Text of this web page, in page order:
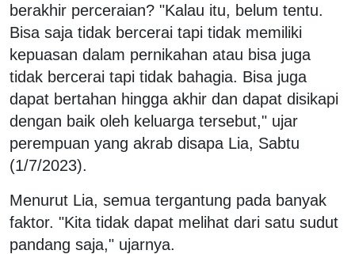
berakhir perceraian? "Kalau itu, belum tentu.
Bisa saja tidak bercerai tapi tidak memiliki
kepuasan dalam pernikahan atau bisa juga
tidak bercerai tapi tidak bahagia. Bisa juga
dapat bertahan hingga akhir dan dapat disikapi
dengan baik oleh keluarga tersebut," ujar
perempuan yang akrab disapa Lia, Sabtu
(1/7/2023).
Menurut Lia, semua tergantung pada banyak
faktor. "Kita tidak dapat melihat dari satu sudut
pandang saja," ujarnya.